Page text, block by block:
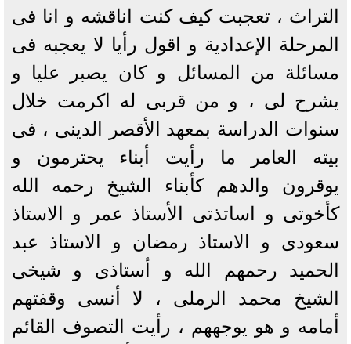
التراث ، تعجبت كيف كنت اناقشه و انا فى
المرحلة الإعدادية و اقول رأيا لا يعجبه فى
مسائلة من المسائل و كان يصبر عليا و
يشرح لى ، و من قربى له اكرمت خلال
سنوات الدراسة بمعهد الأقصر الدينى ، فى
بيته العامر ما رأيت أبناء يحترمون و
يوقرون والدهم كأبناء الشيخ رحمه الله
كأخوتى و اساتذتى الأستاذ عمر و الاستاذ
سعودى و الاستاذ رمضان و الاستاذ عبد
الحميد رحمهم الله و أستاذى و شيخى
الشيخ محمد الرملى ، لا أنسى وقفتهم
أمامه و هو يوجههم ، رأيت التصوف القائم